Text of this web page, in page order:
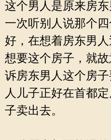
这个男人是原来房
一次听别人说那个
好，在想着房东男
想要这个房子，就
诉房东男人这个房
人儿子正好在首都
子卖出去。